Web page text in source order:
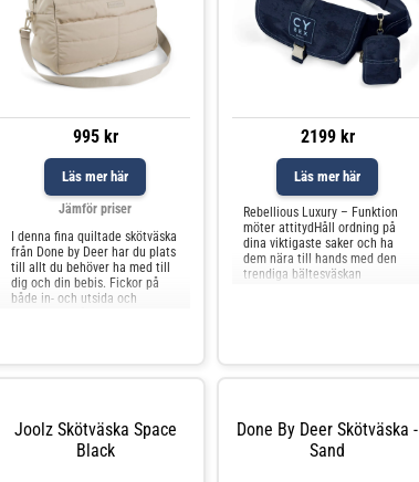
995 kr
Läs mer här
Jämför priser
I denna fina quiltade skötväska
från Done by Deer har du plats
till allt du behöver ha med till
dig och din bebis. Fickor på
både in- och utsida och
2199 kr
Läs mer här
Rebellious Luxury – Funktion
möter attitydHåll ordning på
dina viktigaste saker och ha
dem nära till hands med den
trendiga bältesväskan
Joolz Skötväska Space
Black
Done By Deer Skötväska -
Sand